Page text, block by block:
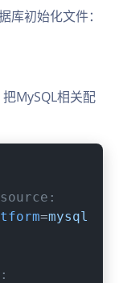
初始化文件：
MySQL相关配
=mysql